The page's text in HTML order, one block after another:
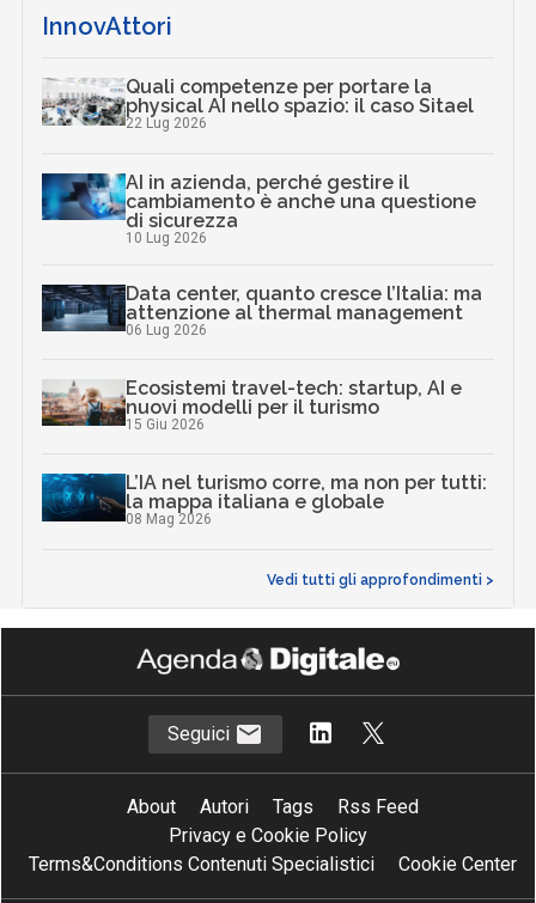
InnovAttori
Quali competenze per portare la
physical AI nello spazio: il caso Sitael
22 Lug 2026
AI in azienda, perché gestire il
cambiamento è anche una questione
di sicurezza
10 Lug 2026
Data center, quanto cresce l’Italia: ma
attenzione al thermal management
06 Lug 2026
Ecosistemi travel-tech: startup, AI e
nuovi modelli per il turismo
15 Giu 2026
L’IA nel turismo corre, ma non per tutti:
la mappa italiana e globale
08 Mag 2026
Vedi tutti gli approfondimenti >
Seguici
About Autori Tags
Rss Feed
Privacy e Cookie Policy
Terms&Conditions Contenuti Specialistici
Cookie Center